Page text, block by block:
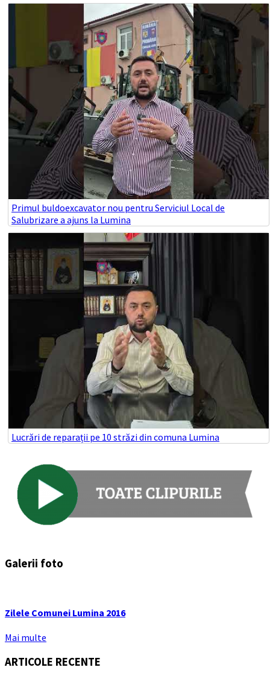
Primul buldoexcavator nou pentru Serviciul Local de
Salubrizare a ajuns la Lumina
Lucrări de reparații pe 10 străzi din comuna Lumina
Galerii foto
Zilele Comunei Lumina 2016
Mai multe
ARTICOLE RECENTE